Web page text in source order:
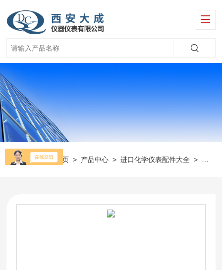
当前位置： 首页 > 产品中心 >进口化学仪表配件大全 >